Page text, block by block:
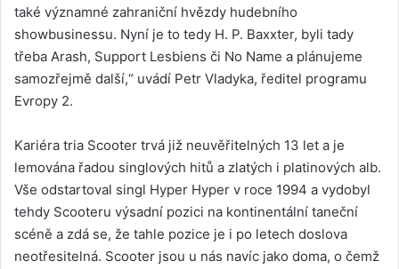
také významné zahraniční hvězdy hudebního
showbusinessu. Nyní je to tedy H. P. Baxxter, byli tady
třeba Arash, Support Lesbiens či No Name a plánujeme
samozřejmě další,“ uvádí Petr Vladyka, ředitel programu
Evropy 2.
Kariéra tria Scooter trvá již neuvěřitelných 13 let a je
lemována řadou singlových hitů a zlatých i platinových alb.
Vše odstartoval singl Hyper Hyper v roce 1994 a vydobyl
tehdy Scooteru výsadní pozici na kontinentální taneční
scéně a zdá se, že tahle pozice je i po letech doslova
neotřesitelná. Scooter jsou u nás navíc jako doma, o čemž